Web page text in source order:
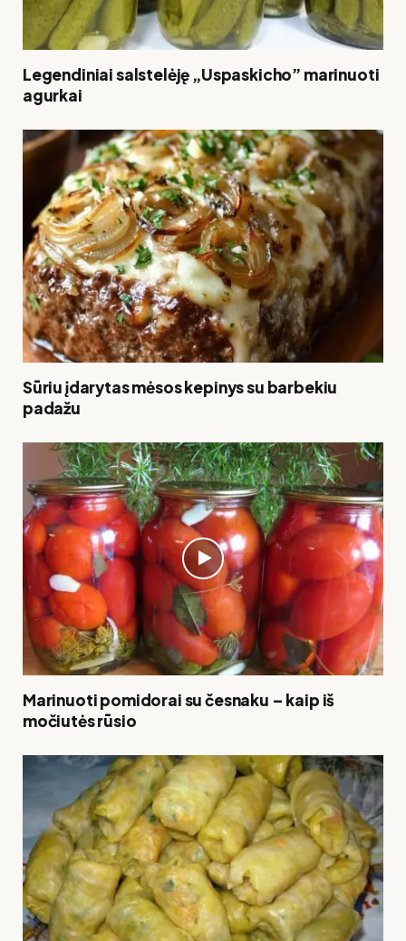
Legendiniai salstelėję „Uspaskicho” marinuoti
agurkai
Sūriu įdarytas mėsos kepinys su barbekiu
padažu
Marinuoti pomidorai su česnaku – kaip iš
močiutės rūsio